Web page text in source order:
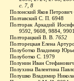
с. 7, 8
Полонский Яков
Полтавский С. П. 6948
Полторак Аркадий
9592, 9608, 9884,
Полторацкий В. В. 7652
Полторецкая Елена
Полуботко Владимир
Полуботко С. 1979
Полунин Иван
Полухина Валентина
Полушко Владимир